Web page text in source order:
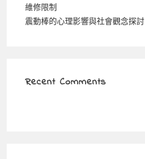
維修限制
震動棒的心理影響與社會觀念探討
Recent Comments